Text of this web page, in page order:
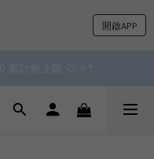
開啟APP
免運ॱ*｡ﾟ✿
免運ॱ*｡ﾟ✿